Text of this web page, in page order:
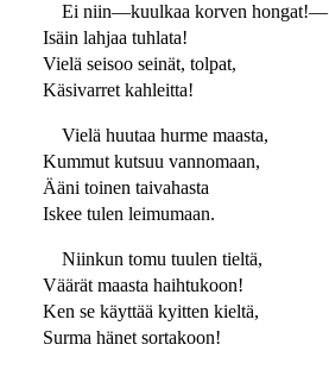
Ei niin—kuulkaa korven hongat!—
Isäin lahjaa tuhlata!
Vielä seisoo seinät, tolpat,
Käsivarret kahleitta!
Vielä huutaa hurme maasta,
Kummut kutsuu vannomaan,
Ääni toinen taivahasta
Iskee tulen leimumaan.
Niinkun tomu tuulen tieltä,
Väärät maasta haihtukoon!
Ken se käyttää kyitten kieltä,
Surma hänet sortakoon!